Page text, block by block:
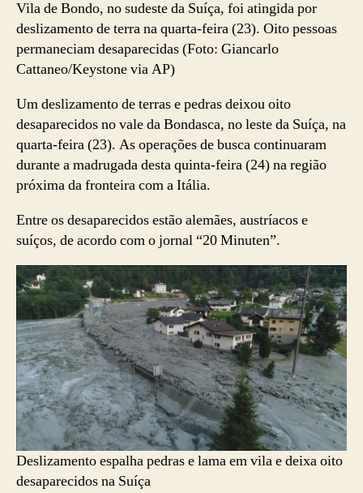
Vila de Bondo, no sudeste da Suíça, foi atingida por
deslizamento de terra na quarta-feira (23). Oito pessoas
permaneciam desaparecidas (Foto: Giancarlo
Cattaneo/Keystone via AP)
Um deslizamento de terras e pedras deixou oito
desaparecidos no vale da Bondasca, no leste da Suíça, na
quarta-feira (23). As operações de busca continuaram
durante a madrugada desta quinta-feira (24) na região
próxima da fronteira com a Itália.
Entre os desaparecidos estão alemães, austríacos e
suíços, de acordo com o jornal “20 Minuten”.
Deslizamento espalha pedras e lama em vila e deixa oito
desaparecidos na Suíça